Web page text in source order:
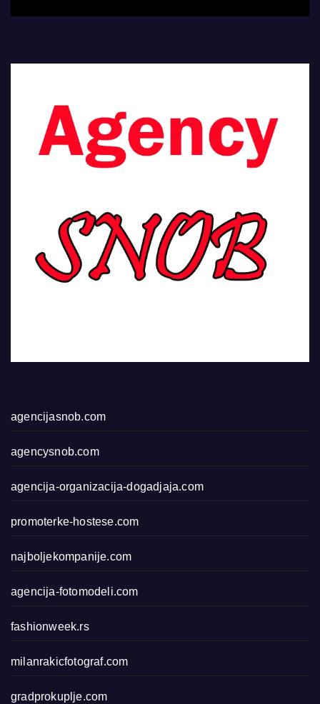
agencijasnob.com
agencysnob.com
agencija-organizacija-dogadjaja.com
promoterke-hostese.com
najboljekompanije.com
agencija-fotomodeli.com
fashionweek.rs
milanrakicfotograf.com
gradprokuplje.com